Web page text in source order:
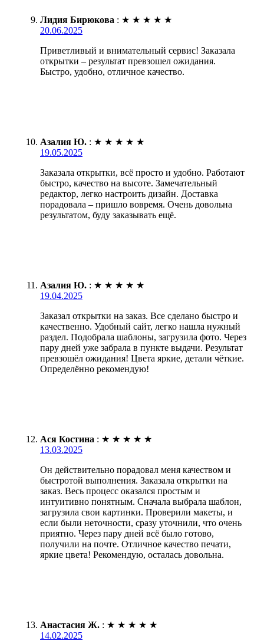
Лидия Бирюкова : ★ ★ ★ ★ ★
20.06.2025
Приветливый и внимательный сервис! Заказала
открытки – результат превзошел ожидания.
Быстро, удобно, отличное качество.
Азалия Ю. : ★ ★ ★ ★ ★
19.05.2025
Заказала открытки, всё просто и удобно. Работают
быстро, качество на высоте. Замечательный
редактор, легко настроить дизайн. Доставка
порадовала – пришло вовремя. Очень довольна
результатом, буду заказывать ещё.
Азалия Ю. : ★ ★ ★ ★ ★
19.04.2025
Заказал открытки на заказ. Все сделано быстро и
качественно. Удобный сайт, легко нашла нужный
раздел. Подобрала шаблоны, загрузила фото. Через
пару дней уже забрала в пункте выдачи. Результат
превзошёл ожидания! Цвета яркие, детали чёткие.
Определённо рекомендую!
Ася Костина : ★ ★ ★ ★ ★
13.03.2025
Он действительно порадовал меня качеством и
быстротой выполнения. Заказала открытки на
заказ. Весь процесс оказался простым и
интуитивно понятным. Сначала выбрала шаблон,
загрузила свои картинки. Проверили макеты, и
если были неточности, сразу уточнили, что очень
приятно. Через пару дней всё было готово,
получили на почте. Отличное качество печати,
яркие цвета! Рекомендую, осталась довольна.
Анастасия Ж. : ★ ★ ★ ★ ★
14.02.2025